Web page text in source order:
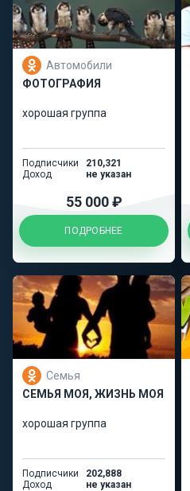
Автомобили
ФОТОГРАФИЯ
хорошая группа
Подписчики
210,321
Доход
не указан
55 000 ₽
ПОДРОБНЕЕ
Семья
СЕМЬЯ МОЯ, ЖИЗНЬ МОЯ
хорошая группа
Подписчики
202,888
Доход
не указан